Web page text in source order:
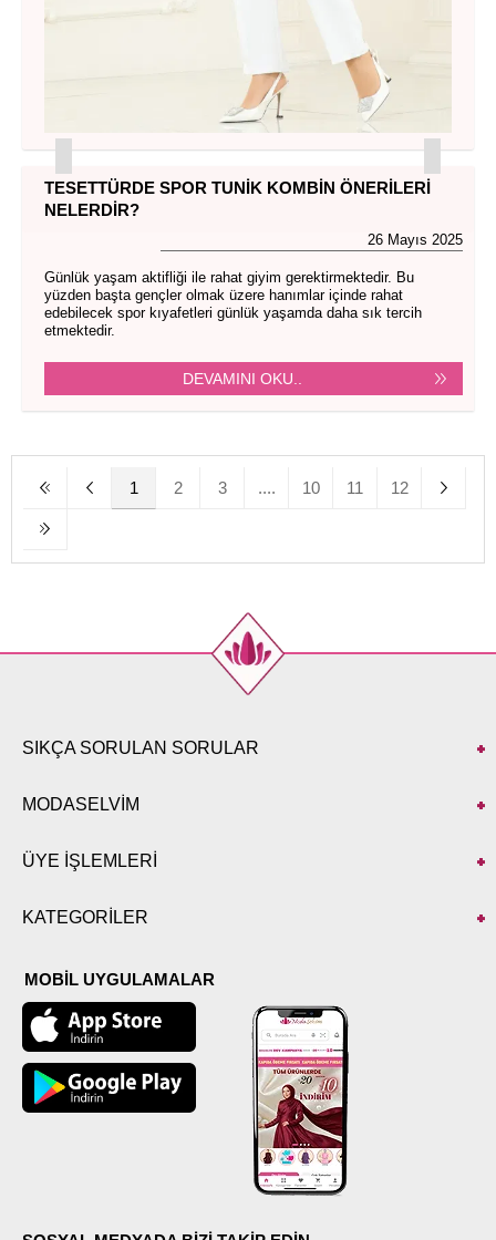
TESETTÜRDE SPOR TUNIK KOMBIN ÖNERILERI
NELERDIR?
26 Mayıs 2025
Günlük yaşam aktifliği ile rahat giyim gerektirmektedir. Bu
yüzden başta gençler olmak üzere hanımlar içinde rahat
edebilecek spor kıyafetleri günlük yaşamda daha sık tercih
etmektedir.
DEVAMINI OKU..
1 2 3 .... 10 11 12
SIKÇA SORULAN SORULAR
MODASELVİM
ÜYE İŞLEMLERİ
KATEGORİLER
MOBİL UYGULAMALAR